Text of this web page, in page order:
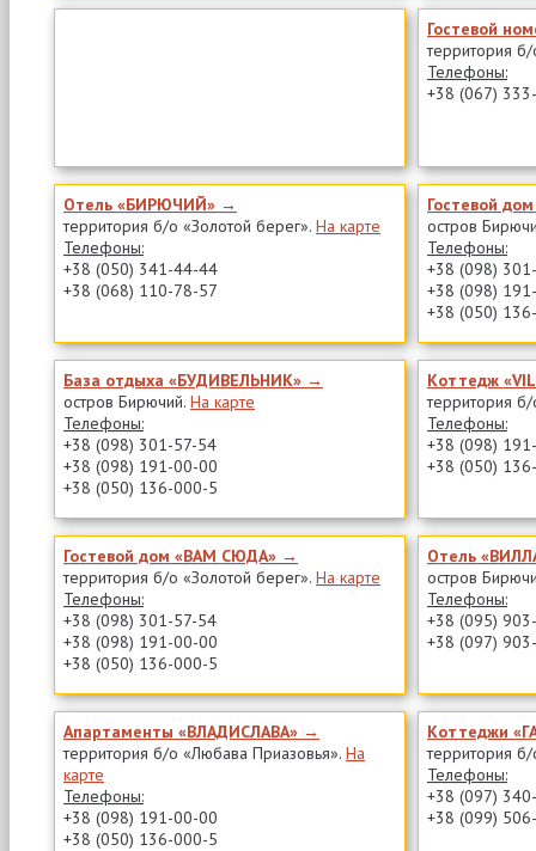
Гостевой
территория
Телефоны:
+38 (067)
Отель «БИРЮЧИЙ» →
территория б/о «Золотой берег». На карте
Телефоны:
+38 (050) 341-44-44
+38 (068) 110-78-57
Гостевой
остров
Телефоны:
+38 (098)
+38 (098)
+38 (050)
База отдыха «БУДИВЕЛЬНИК» →
остров Бирючий. На карте
Телефоны:
+38 (098) 301-57-54
+38 (098) 191-00-00
+38 (050) 136-000-5
Коттедж
территория
Телефоны:
+38 (098)
+38 (050)
Гостевой дом «ВАМ СЮДА» →
территория б/о «Золотой берег». На карте
Телефоны:
+38 (098) 301-57-54
+38 (098) 191-00-00
+38 (050) 136-000-5
Отель
остров
Телефоны:
+38 (095)
+38 (097)
Апартаменты «ВЛАДИСЛАВА» →
территория б/о «Любава Приазовья». На
карте
Телефоны:
+38 (098) 191-00-00
+38 (050) 136-000-5
Коттеджи
территория
Телефоны:
+38 (097)
+38 (099)